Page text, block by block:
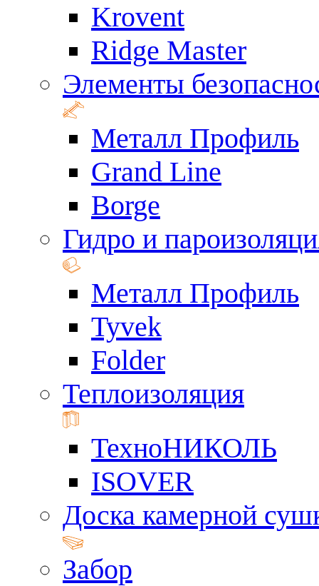
Krovent
Ridge Master
Элементы
Металл Профиль
Grand Line
Borge
Гидро и
Металл Профиль
Tyvek
Folder
Теплоизоляция
ТехноНИКОЛЬ
ISOVER
Доска камерной
Забор